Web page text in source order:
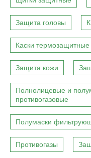
Защита головы
Каски термозащитные
Защита кожи
Полнолицевые и
противогазовые
Полумаски
Противогазы